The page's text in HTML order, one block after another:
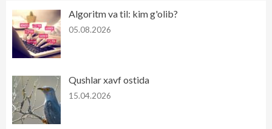
Algoritm va til: kim g'olib?
05.08.2026
Qushlar xavf ostida
15.04.2026